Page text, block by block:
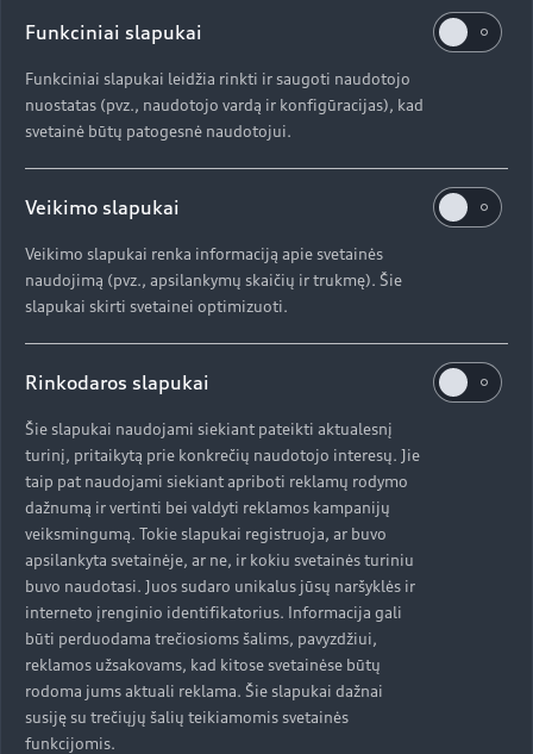
ypatinga ramybe. Kiekviena ašis turi sumontuotą
elektros variklį, varomą trifaze elektros srove.
Pasiekdami 265 kW galią ir 561 Nm sukimo
momentą, du elektros varikliai SUV kupė padeda
itin greitai įsibėgėti ir važiuoti be taršos
tron Sportback 55 quattro“ įsibėgėja per 6,6
sekundes, o maksimalus greitis yra apribotas ties
200 km/h. Perjungęs važiavimo režimą iš D į S
padėtį ir visiškai nuspaudęs akceleratorių,
vairuotojas gali aktyvuoti „boost“ režimą, kuomet
300 kW galią ir 664 Nm sukimo momentą. Tai
SUV kupė leidžia nuo 0 iki 100 km/h įsibėgėti per
Vienas svarbiausių faktorių, lemiančių sportišką
charakterį ir ypatingai geras valdymo savybes, yra
žemai sumontuoti pavaros elementai,
užtikrinantys gerokai žemesnį svorio centrą,
palyginti su įprastu SUV. Visi sunkiausi elementai
yra sumontuoti automobilio centre. Svorio
paskirstymas ašims yra puikiai subalansuotas su
beveik 50:50 siekiančiu santykiu ir neutraliomis
inercinėmis kėbulo savybėmis.
Funkciniai slapukai
Funkciniai slapukai leidžia rinkti ir saugoti naudotojo
nuostatas (pvz., naudotojo vardą ir konfigūracijas), kad
svetainė būtų patogesnė naudotojui.
Veikimo slapukai
Veikimo slapukai renka informaciją apie svetainės
naudojimą (pvz., apsilankymų skaičių ir trukmę). Šie
slapukai skirti svetainei optimizuoti.
Rinkodaros slapukai
Šie slapukai naudojami siekiant pateikti aktualesnį
turinį, pritaikytą prie konkrečių naudotojo interesų. Jie
taip pat naudojami siekiant apriboti reklamų rodymo
dažnumą ir vertinti bei valdyti reklamos kampanijų
veiksmingumą. Tokie slapukai registruoja, ar buvo
apsilankyta svetainėje, ar ne, ir kokiu svetainės turiniu
buvo naudotasi. Juos sudaro unikalus jūsų naršyklės ir
interneto įrenginio identifikatorius. Informacija gali
būti perduodama trečiosioms šalims, pavyzdžiui,
reklamos užsakovams, kad kitose svetainėse būtų
rodoma jums aktuali reklama. Šie slapukai dažnai
susiję su trečiųjų šalių teikiamomis svetainės
funkcijomis.